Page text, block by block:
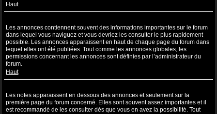
Haut
Les annonces contiennent souvent des informations importantes sur le forum
dans lequel vous naviguez et vous devriez les consulter le plus rapidement
possible. Les annonces apparaissent en haut de chaque page du forum dans
lequel elles ont été publiées. Tout comme les annonces globales, les
permissions concernant les annonces sont définies par l’administrateur du
forum.
Haut
Les notes apparaissent en dessous des annonces et seulement sur la
première page du forum concerné. Elles sont souvent assez importantes et il
est recommandé de les consulter dès que vous en avez la possibilité. Tout